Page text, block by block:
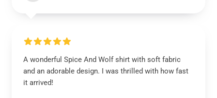
A wonderful Spice And Wolf shirt with soft fabric
and an adorable design. I was thrilled with how fast
it arrived!